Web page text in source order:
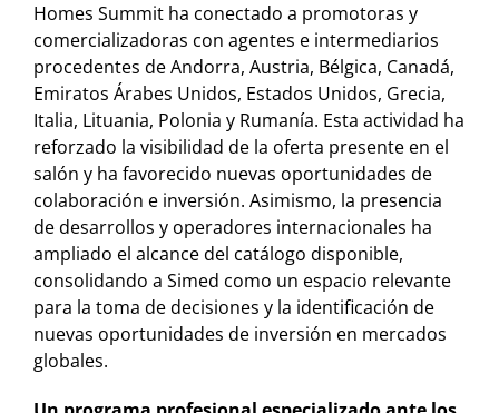
Homes Summit ha conectado a promotoras y
comercializadoras con agentes e intermediarios
procedentes de Andorra, Austria, Bélgica, Canadá,
Emiratos Árabes Unidos, Estados Unidos, Grecia,
Italia, Lituania, Polonia y Rumanía. Esta actividad ha
reforzado la visibilidad de la oferta presente en el
salón y ha favorecido nuevas oportunidades de
colaboración e inversión. Asimismo, la presencia
de desarrollos y operadores internacionales ha
ampliado el alcance del catálogo disponible,
consolidando a Simed como un espacio relevante
para la toma de decisiones y la identificación de
nuevas oportunidades de inversión en mercados
globales.